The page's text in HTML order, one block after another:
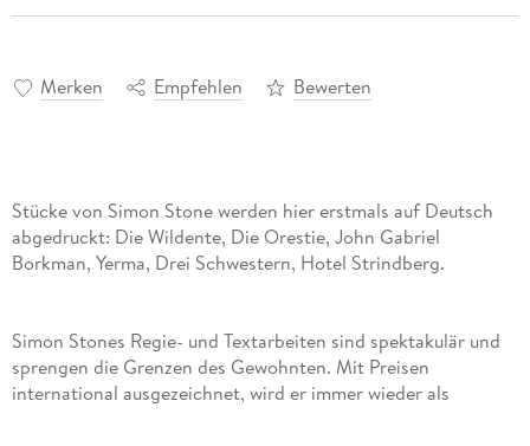
Merken Empfehlen Bewerten
Stücke von Simon Stone werden hier erstmals auf Deutsch
abgedruckt: Die Wildente, Die Orestie, John Gabriel
Borkman, Yerma, Drei Schwestern, Hotel Strindberg.
Simon Stones Regie- und Textarbeiten sind spektakulär und
sprengen die Grenzen des Gewohnten. Mit Preisen
international ausgezeichnet, wird er immer wieder als